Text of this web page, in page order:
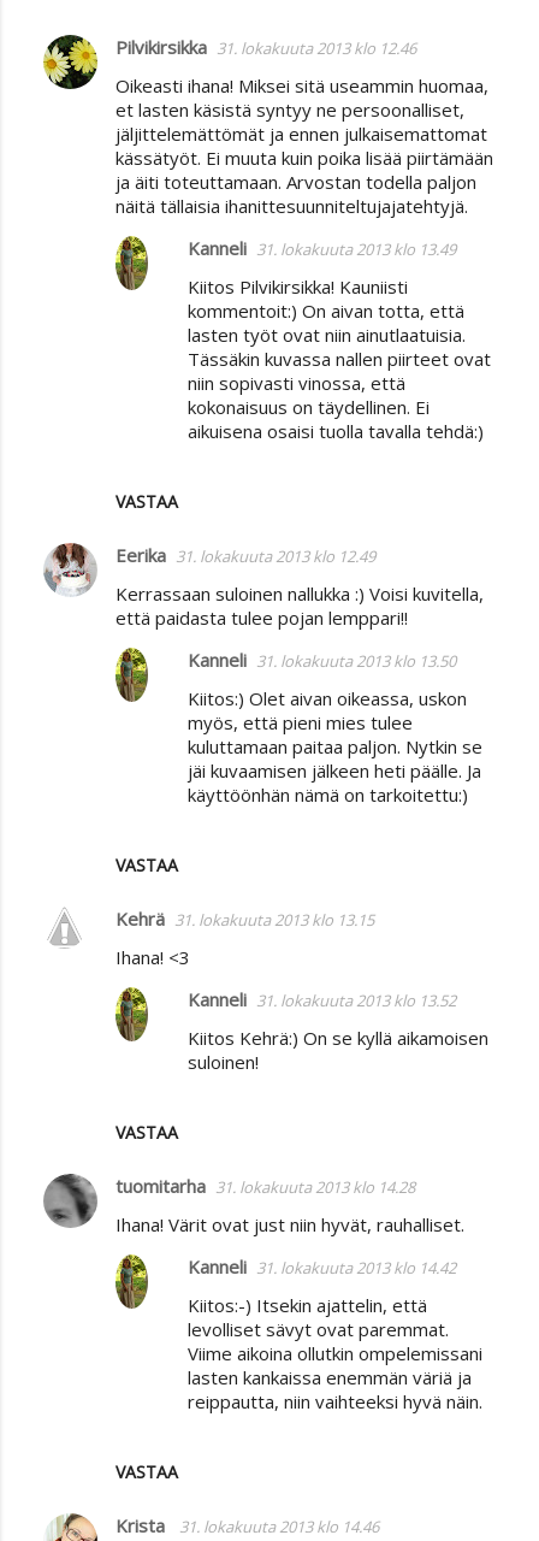
K
o
Pilvikirsikka 31. lokakuuta 2013 klo 12.46
Oikeasti ihana! Miksei sitä useammin huomaa,
et lasten käsistä syntyy ne persoonalliset,
jäljittelemättömät ja ennen julkaisemattomat
kässätyöt. Ei muuta kuin poika lisää piirtämään
ja äiti toteuttamaan. Arvostan todella paljon
näitä tällaisia ihanittesuunniteltujajatehtyjä.
VASTAA
Kanneli 31. lokakuuta 2013 klo 13.49
Kiitos Pilvikirsikka! Kauniisti
kommentoit:) On aivan totta, että
lasten työt ovat niin ainutlaatuisia.
Tässäkin kuvassa nallen piirteet ovat
niin sopivasti vinossa, että
kokonaisuus on täydellinen. Ei
aikuisena osaisi tuolla tavalla tehdä:)
Eerika 31. lokakuuta 2013 klo 12.49
Kerrassaan suloinen nallukka :) Voisi kuvitella,
että paidasta tulee pojan lemppari!!
VASTAA
Kanneli 31. lokakuuta 2013 klo 13.50
Kiitos:) Olet aivan oikeassa, uskon
myös, että pieni mies tulee
kuluttamaan paitaa paljon. Nytkin se
jäi kuvaamisen jälkeen heti päälle. Ja
käyttöönhän nämä on tarkoitettu:)
Kehrä 31. lokakuuta 2013 klo 13.15
Ihana! <3
VASTAA
Kanneli 31. lokakuuta 2013 klo 13.52
Kiitos Kehrä:) On se kyllä aikamoisen
suloinen!
tuomitarha 31. lokakuuta 2013 klo 14.28
Ihana! Värit ovat just niin hyvät, rauhalliset.
VASTAA
Kanneli 31. lokakuuta 2013 klo 14.42
Kiitos:-) Itsekin ajattelin, että
levolliset sävyt ovat paremmat.
Viime aikoina ollutkin ompelemissani
lasten kankaissa enemmän väriä ja
reippautta, niin vaihteeksi hyvä näin.
Krista 31. lokakuuta 2013 klo 14.46